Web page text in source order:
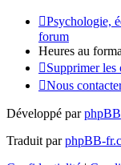
Psychologie,
forum
Heures au
Supprimer les
Nous
Développé parphpBB
Traduit parphpBB-